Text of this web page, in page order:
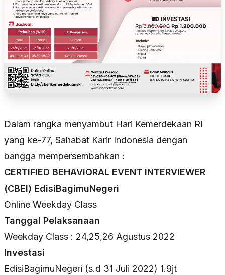
Dalam rangka menyambut Hari Kemerdekaan RI
yang ke-77, Sahabat Karir Indonesia dengan
bangga mempersembahkan :
CERTIFIED BEHAVIORAL EVENT INTERVIEWER
(CBEI) EdisiBagimuNegeri
Online Weekday Class
Tanggal Pelaksanaan
Weekday Class : 24,25,26 Agustus 2022
Investasi
EdisiBagimuNegeri (s.d 31 Juli 2022) 1.9jt